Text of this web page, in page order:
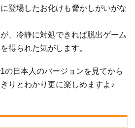
登場したお化けも脅かしがいがな
、冷静に対処できれば脱出ゲーム
得られた気がします。
の日本人のバージョンを見てから
りとわかり更に楽しめますよ♪